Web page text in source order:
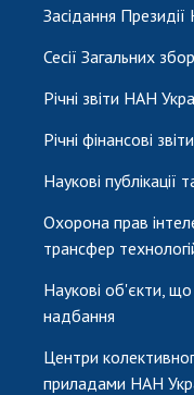
Засідання
Сесії Загальних
Річні звіти НАН
Річні фінансові
Наукові публікації
Охорона прав
трансфер
Наукові об'єкти,
надбання
Центри
приладами НАН